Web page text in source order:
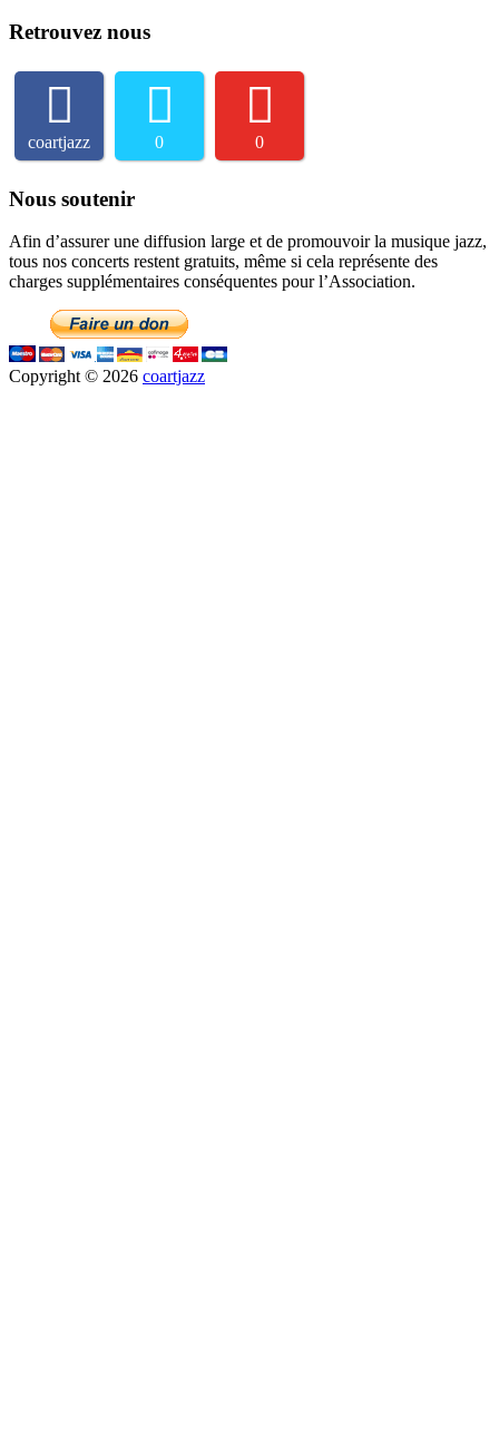
Retrouvez nous
coartjazz 0 0
Nous soutenir
Afin d’assurer une diffusion large et de promouvoir la musique jazz,
tous nos concerts restent gratuits, même si cela représente des
charges supplémentaires conséquentes pour l’Association.
Copyright © 2026 coartjazz